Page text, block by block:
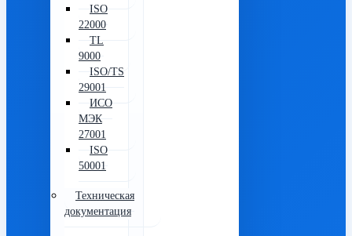
ISO
22000
TL
9000
ISO/TS
29001
ИСО
МЭК
27001
ISO
50001
Техническая
документация